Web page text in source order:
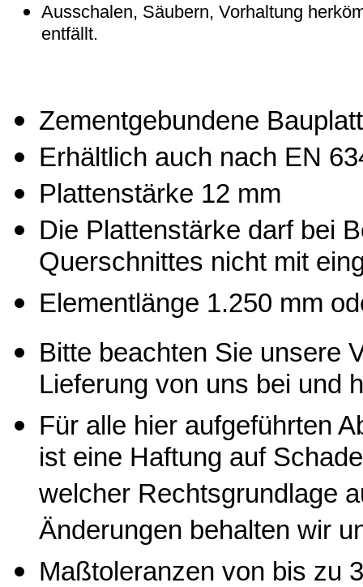
Ausschalen, Säubern, Vorhaltung
entfällt.
Zementgebundene
Erhältlich auch nach EN
Plattenstärke 12 mm
Die Plattenstärke darf bei
Querschnittes nicht mit
Elementlänge 1.250 mm
Bitte beachten Sie unsere
Lieferung von uns bei und
Für alle hier aufgeführten
ist eine Haftung auf
welcher Rechtsgrundlage
Änderungen behalten wir
Maßtoleranzen von bis zu